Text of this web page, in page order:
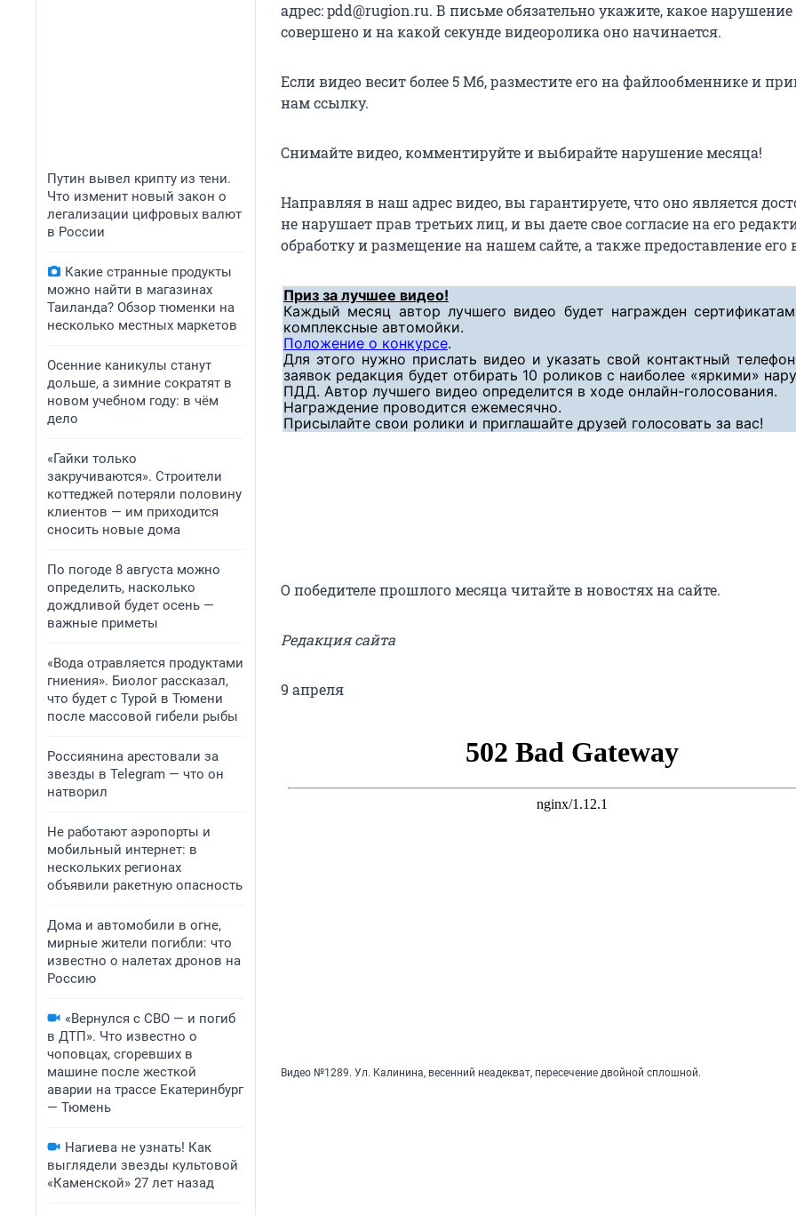
Путин вывел крипту из тени.
Что изменит новый закон о
легализации цифровых валют
в России
Какие странные продукты
можно найти в магазинах
Таиланда? Обзор тюменки на
несколько местных маркетов
Осенние каникулы станут
дольше, а зимние сократят в
новом учебном году: в чём
дело
«Гайки только
закручиваются». Строители
коттеджей потеряли половину
клиентов — им приходится
сносить новые дома
По погоде 8 августа можно
определить, насколько
дождливой будет осень —
важные приметы
«Вода отравляется продуктами
гниения». Биолог рассказал,
что будет с Турой в Тюмени
после массовой гибели рыбы
Россиянина арестовали за
звезды в Telegram — что он
натворил
Не работают аэропорты и
мобильный интернет: в
нескольких регионах
объявили ракетную опасность
Дома и автомобили в огне,
мирные жители погибли: что
известно о налетах дронов на
Россию
«Вернулся с СВО — и погиб
в ДТП». Что известно о
чоповцах, сгоревших в
машине после жесткой
аварии на трассе Екатеринбург
— Тюмень
Нагиева не узнать! Как
выглядели звезды культовой
«Каменской» 27 лет назад
адрес: pdd@rugion.ru. В письме обязательно укажите, какое нарушение
совершено и на какой секунде видеоролика оно начинается.
Если видео весит более 5 Мб, разместите его на файлообменнике и
нам ссылку.
Снимайте видео, комментируйте и выбирайте нарушение месяца!
Направляя в наш адрес видео, вы гарантируете, что оно является
не нарушает прав третьих лиц, и вы даете свое согласие на его
обработку и размещение на нашем сайте, а также предоставление
Приз за лучшее видео!
Каждый месяц автор лучшего видео будет награжден
комплексные автомойки.
Положение о конкурсе.
Для этого нужно прислать видео и указать свой контактный
заявок редакция будет отбирать 10 роликов с наиболее «яркими»
ПДД. Автор лучшего видео определится в ходе онлайн-голосования.
Награждение проводится ежемесячно.
Присылайте свои ролики и приглашайте друзей голосовать за вас!
О победителе прошлого месяца читайте в новостях на сайте.
Редакция сайта
9 апреля
Видео №1289. Ул. Калинина, весенний неадекват, пересечение двойной сплошной.